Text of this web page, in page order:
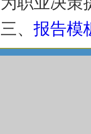
三、 报告模